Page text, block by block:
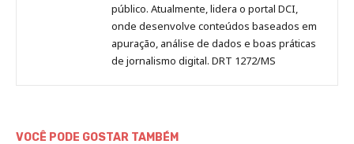
público. Atualmente, lidera o portal DCI,
onde desenvolve conteúdos baseados em
apuração, análise de dados e boas práticas
de jornalismo digital. DRT 1272/MS
VOCÊ PODE GOSTAR TAMBÉM